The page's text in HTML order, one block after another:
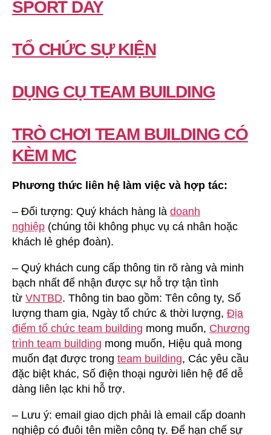
SPORT DAY
TỔ CHỨC SỰ KIỆN
DỤNG CỤ TEAM BUILDING
TRÒ CHƠI TEAM BUILDING CÓ
KÈM MC
Phương thức liên hệ làm việc và hợp tác:
– Đối tượng: Quý khách hàng là doanh
nghiệp (chúng tôi không phục vụ cá nhân hoặc
khách lẻ ghép đoàn).
– Quý khách cung cấp thông tin rõ ràng và minh
bạch nhất để nhận được sự hỗ trợ tận tình
từ VNTBD. Thông tin bao gồm: Tên công ty, Số
lượng tham gia, Ngày tổ chức & thời lượng, Địa
điểm tổ chức team building mong muốn, Chương
trình team building mong muốn, Hiệu quả mong
muốn đạt được trong team building, Các yêu cầu
đặc biệt khác, Số điện thoại người liên hệ để dễ
dàng liên lạc khi hỗ trợ.
– Lưu ý: email giao dịch phải là email cấp doanh
nghiệp có đuôi tên miền công ty. Để hạn chế sự